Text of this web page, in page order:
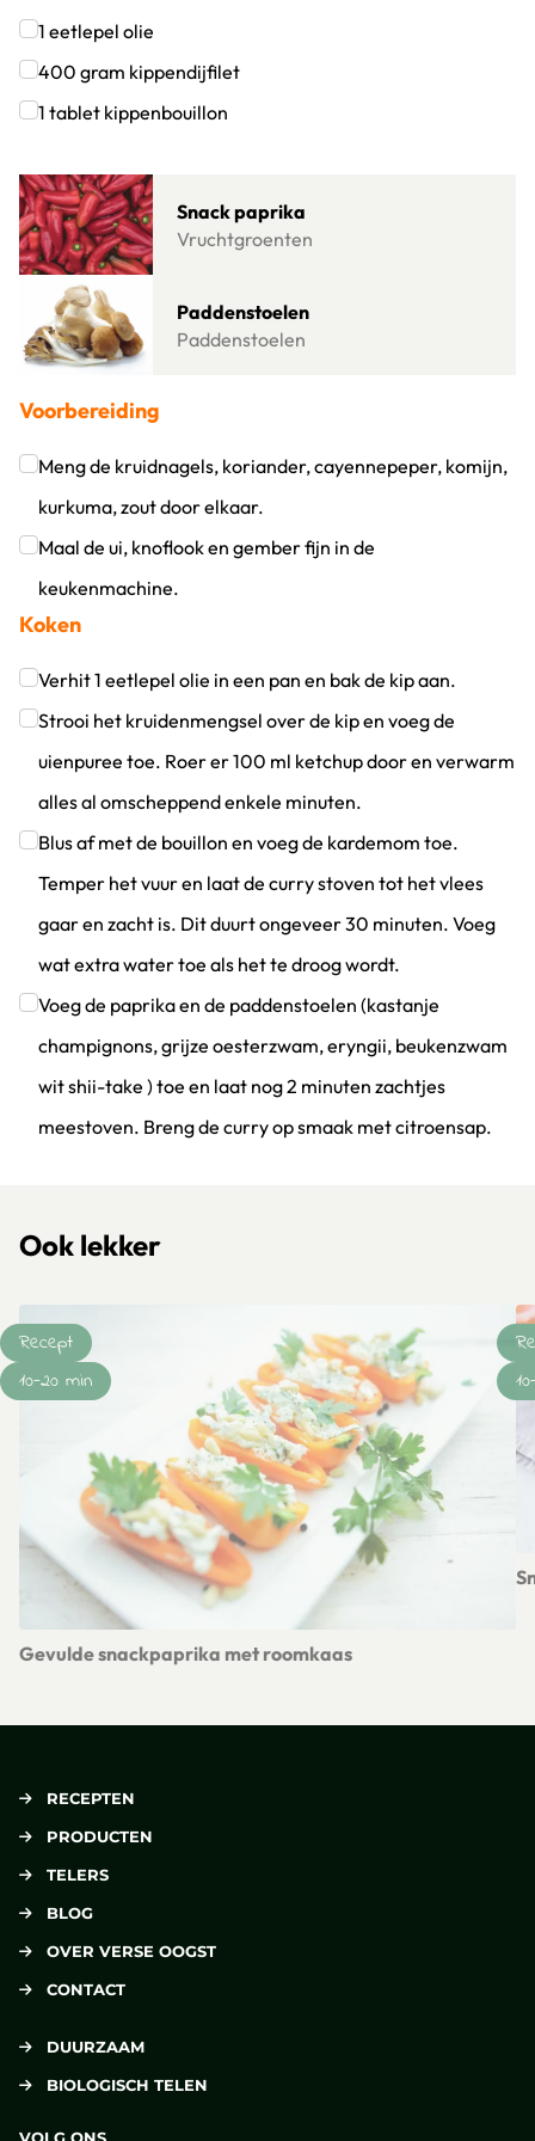
Klik om dit selectievakje aan te vinken
1 eetlepel olie
Klik om dit selectievakje aan te vinken
400 gram kippendijfilet
Klik om dit selectievakje aan te vinken
1 tablet kippenbouillon
Snack paprika
Vruchtgroenten
Lees meer over Snack paprika
Paddenstoelen
Paddenstoelen
Lees meer over Paddenstoelen
Voorbereiding
Meng de kruidnagels, koriander, cayennepeper, komijn,
kurkuma, zout door elkaar.
Klik om dit selectievakje aan te vinken
Maal de ui, knoflook en gember fijn in de
keukenmachine.
Klik om dit selectievakje aan te vinken
Koken
Verhit 1 eetlepel olie in een pan en bak de kip aan.
Klik om dit selectievakje aan te vinken
Strooi het kruidenmengsel over de kip en voeg de
uienpuree toe. Roer er 100 ml ketchup door en verwarm
alles al omscheppend enkele minuten.
Klik om dit selectievakje aan te vinken
Blus af met de bouillon en voeg de kardemom toe.
Temper het vuur en laat de curry stoven tot het vlees
gaar en zacht is. Dit duurt ongeveer 30 minuten. Voeg
wat extra water toe als het te droog wordt.
Klik om dit selectievakje aan te vinken
Voeg de paprika en de paddenstoelen (kastanje
champignons, grijze oesterzwam, eryngii, beukenzwam
wit shii-take ) toe en laat nog 2 minuten zachtjes
meestoven. Breng de curry op smaak met citroensap.
Ook lekker
Gevulde snackpaprika met roomkaas
Recept
10-20 min
RECEPTEN
PRODUCTEN
TELERS
BLOG
OVER VERSE OOGST
CONTACT
DUURZAAM
BIOLOGISCH TELEN
VOLG ONS